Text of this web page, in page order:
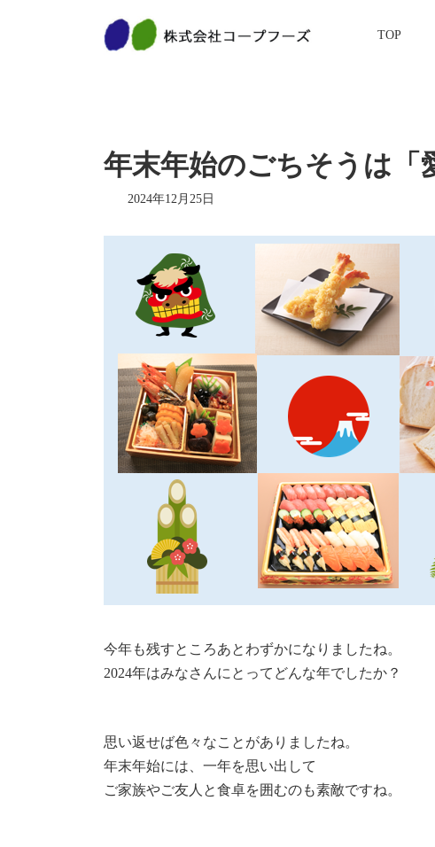
TOP
年末年始のごちそうは「
2024年12月25日
今年も残すところあとわずかになりましたね。
2024年はみなさんにとってどんな年でしたか？
思い返せば色々なことがありましたね。
年末年始には、一年を思い出して
ご家族やご友人と食卓を囲むのも素敵ですね。